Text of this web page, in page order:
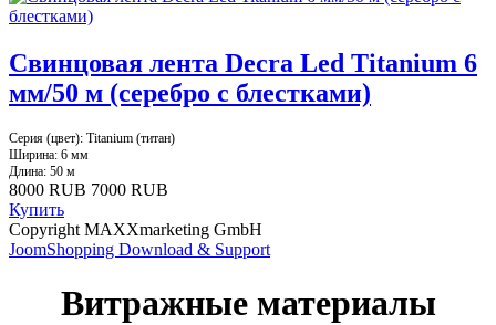
Свинцовая лента Decra Led Titanium 6
мм/50 м (серебро с блестками)
Серия (цвет): Titanium (титан)
Ширина: 6 мм
Длина: 50 м
8000 RUB 7000 RUB
Купить
Copyright MAXXmarketing GmbH
JoomShopping Download & Support
Витражные материалы